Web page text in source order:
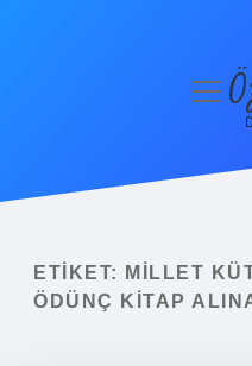
Yasal Uyarı
ETIKET:
MILLET
ÖDÜNÇ KITAP